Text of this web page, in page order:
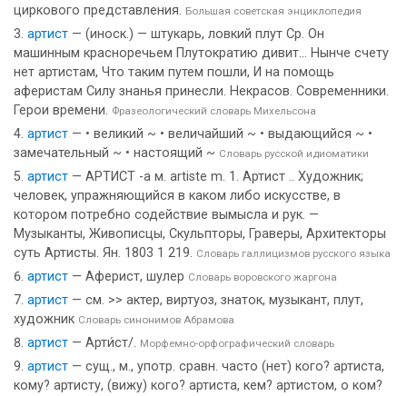
циркового представления. Большая советская энциклопедия
артист — (иноск.) — штукарь, ловкий плут Ср. Он
машинным красноречьем Плутократию дивит... Нынче счету
нет артистам, Что таким путем пошли, И на помощь
аферистам Силу знанья принесли. Некрасов. Современники.
Герои времени. Фразеологический словарь Михельсона
артист — • великий ~ • величайший ~ • выдающийся ~ •
замечательный ~ • настоящий ~ Словарь русской идиоматики
артист — АРТИСТ -а м. artiste m. 1. Артист .. Художник;
человек, упражняющийся в каком либо искусстве, в
котором потребно содействие вымысла и рук. —
Музыканты, Живописцы, Скульпторы, Граверы, Архитекторы
суть Артисты. Ян. 1803 1 219. Словарь галлицизмов русского языка
артист — Аферист, шулер Словарь воровского жаргона
артист — см. >> актер, виртуоз, знаток, музыкант, плут,
художник Словарь синонимов Абрамова
артист — Арти́ст/. Морфемно-орфографический словарь
артист — сущ., м., употр. сравн. часто (нет) кого? артиста,
кому? артисту, (вижу) кого? артиста, кем? артистом, о ком?